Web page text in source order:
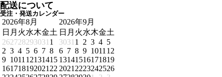
配送について
受注・発送カレンダー
2026年8月
日 月 火水木金土
262728293031 1
2 3 4 5 6 7 8
9 1011 12131415
161718192021 22
2026年9月
日 月 火水木金土
3031 1 2 3 4 5
6 7 8 9 1011 12
13141516171819
2021 2223242526